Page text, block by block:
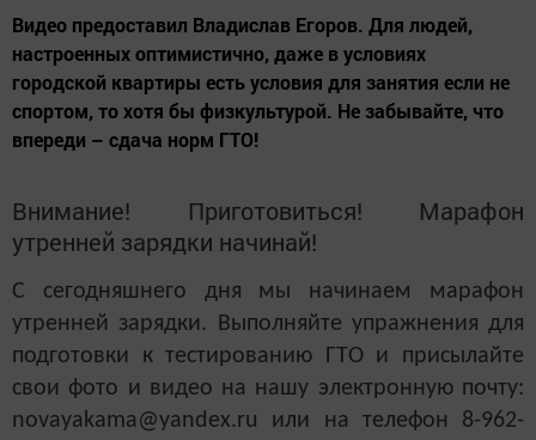
Видео предоставил Владислав Егоров. Для людей,
настроенных оптимистично, даже в условиях
городской квартиры есть условия для занятия если не
спортом, то хотя бы физкультурой. Не забывайте, что
впереди – сдача норм ГТО!
Внимание! Приготовиться! Марафон
утренней зарядки начинай!
С сегодняшнего дня мы начинаем марафон
утренней зарядки. Выполняйте упражнения для
подготовки к тестированию ГТО и присылайте
свои фото и видео на нашу электронную почту:
novayakama@yandex.ru или на телефон 8-962-